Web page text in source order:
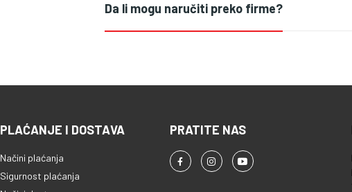
Da li mogu naručiti preko firme?
PLAĆANJE I DOSTAVA
Načini plaćanja
Sigurnost plaćanja
PRATITE NAS